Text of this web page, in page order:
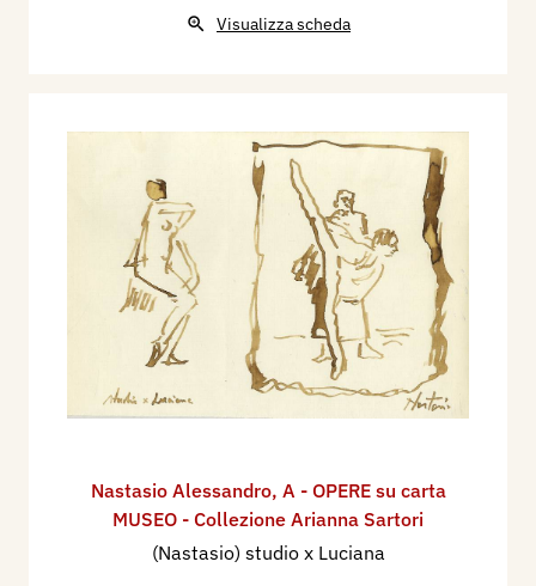
Visualizza scheda
Nastasio Alessandro, A - OPERE su carta
MUSEO - Collezione Arianna Sartori
(Nastasio) studio x Luciana